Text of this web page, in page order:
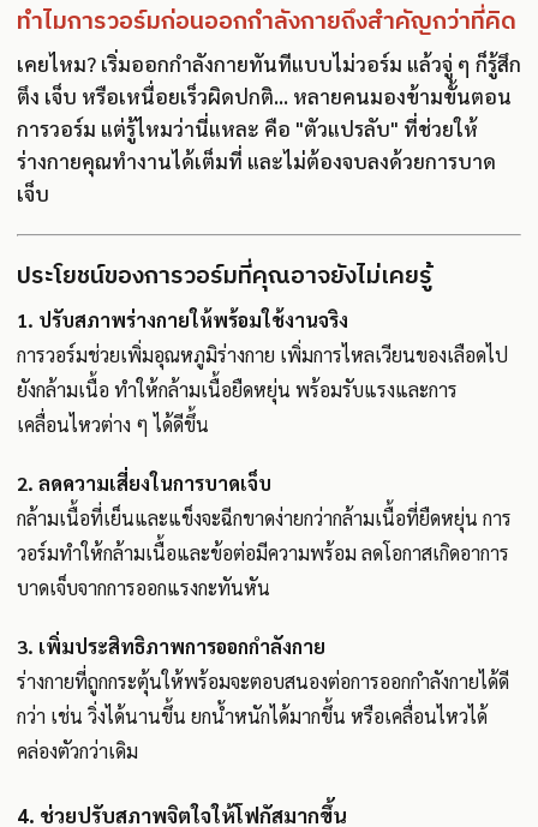
ทำไมการวอร์มก่อนออกกำลังกายถึงสำคัญกว่าที่คิด
เคยไหม? เริ่มออกกำลังกายทันทีแบบไม่วอร์ม แล้วจู่ ๆ ก็รู้สึก
ตึง เจ็บ หรือเหนื่อยเร็วผิดปกติ… หลายคนมองข้ามขั้นตอน
การวอร์ม แต่รู้ไหมว่านี่แหละ คือ "ตัวแปรลับ" ที่ช่วยให้
ร่างกายคุณทำงานได้เต็มที่ และไม่ต้องจบลงด้วยการบาด
เจ็บ
ประโยชน์ของการวอร์มที่คุณอาจยังไม่เคยรู้
1. ปรับสภาพร่างกายให้พร้อมใช้งานจริง
การวอร์มช่วยเพิ่มอุณหภูมิร่างกาย เพิ่มการไหลเวียนของเลือดไป
ยังกล้ามเนื้อ ทำให้กล้ามเนื้อยืดหยุ่น พร้อมรับแรงและการ
เคลื่อนไหวต่าง ๆ ได้ดีขึ้น
2. ลดความเสี่ยงในการบาดเจ็บ
กล้ามเนื้อที่เย็นและแข็งจะฉีกขาดง่ายกว่ากล้ามเนื้อที่ยืดหยุ่น การ
วอร์มทำให้กล้ามเนื้อและข้อต่อมีความพร้อม ลดโอกาสเกิดอาการ
บาดเจ็บจากการออกแรงกะทันหัน
3. เพิ่มประสิทธิภาพการออกกำลังกาย
ร่างกายที่ถูกกระตุ้นให้พร้อมจะตอบสนองต่อการออกกำลังกายได้ดี
กว่า เช่น วิ่งได้นานขึ้น ยกน้ำหนักได้มากขึ้น หรือเคลื่อนไหวได้
คล่องตัวกว่าเดิม
4. ช่วยปรับสภาพจิตใจให้โฟกัสมากขึ้น